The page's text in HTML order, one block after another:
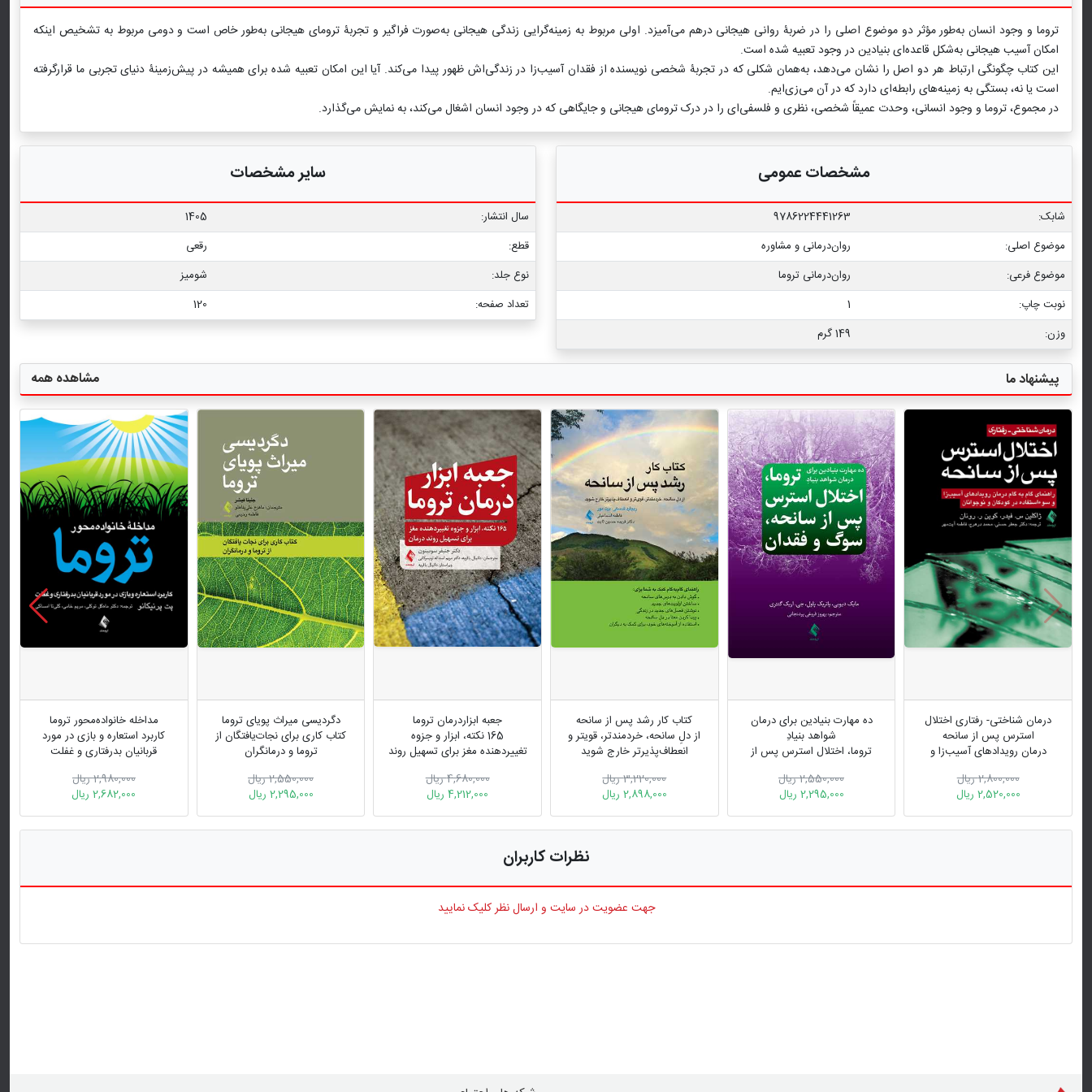
تروما و وجود انسان به‌طور مؤثر دو موضوع اصلی را در ضربۀ روانی هیجانی درهم می‌آمیزد. اولی مربوط به زمینه‌گرایی زندگی هیجانی به‌صورت فراگیر و تجربۀ ترومای هیجانی به‌طور خاص است و دومی مربوط به تشخیص اینکه
امکان آسیب هیجانی به‌شکل قاعده‌ای بنیادین در وجود تعبیه شده است.
این کتاب چگونگی ارتباط هر دو اصل را نشان می‌دهد، به‌همان شکلی که در تجربۀ شخصی نویسنده از فقدان آسیب‌زا در زندگی‌اش ظهور پیدا می‌کند. آیا این امکان تعبیه شده برای همیشه در پیش‌زمینۀ دنیای تجربی ما قرارگرفته
است یا نه، بستگی به زمینه‌های رابطه‌ای دارد که در آن می‌زی‌ایم.
در مجموع، تروما و وجود انسانی، وحدت عمیقاً شخصی، نظری و فلسفی‌ای را در درک ترومای هیجانی و جایگاهی که در وجود انسان اشغال می‌کند، به نمایش می‌گذارد.
مشخصات عمومی
شابک:
9786224441263
موضوع اصلی:
روان‌درمانی و مشاوره
موضوع فرعی:
روان‌درمانی تروما
نوبت چاپ:
1
وزن:
149 گرم
سایر مشخصات
سال انتشار:
1405
قطع:
رقعی
نوع جلد:
شومیز
تعداد صفحه:
120
پیشنهاد ما مشاهده همه
درمان شناختی- رفتاری اختلال
استرس پس از سانحه
درمان رویدادهای آسیب‌زا و
نوجوانان
2,800,000 ریال
2,520,000 ریال
ده مهارت بنیادین برای درمان
شواهد بنیادِ
تروما، اختلال استرس پس از
2,550,000 ریال
2,295,000 ریال
کتاب کار رشد پس از سانحه
از دلِ سانحه، خردمندتر، قویتر و
انعطاف‌پذیرتر خارج شوید
3,220,000 ریال
2,898,000 ریال
جعبه ابزاردرمان تروما
165 نکته، ابزار و جزوه
تغییردهنده مغز برای تسهیل روند
4,680,000 ریال
4,212,000 ریال
دگردیسی میراث پویای تروما
کتاب کاری برای نجات‌یافتگان از
تروما و درمانگران
2,550,000 ریال
2,295,000 ریال
مداخله خانواده‌محور تروما
کاربرد استعاره و بازی در مورد
قربانیان بدرفتاری و غفلت
2,980,000 ریال
2,682,000 ریال
نظرات کاربران
جهت عضویت در سایت و ارسال نظر کلیک نمایید